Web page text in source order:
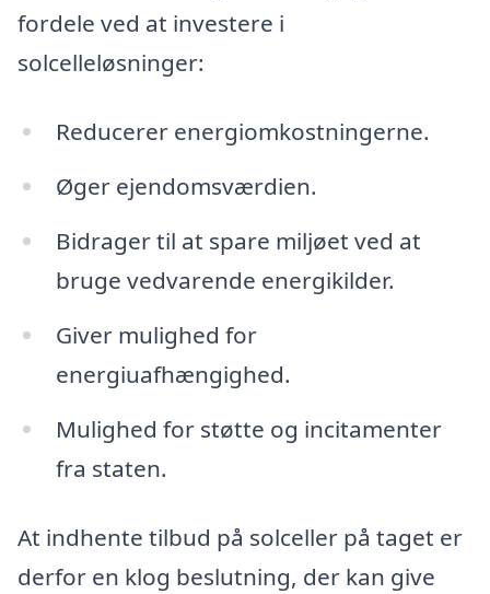
fordele ved at investere i
solcelleløsninger:
Reducerer energiomkostningerne.
Øger ejendomsværdien.
Bidrager til at spare miljøet ved at
bruge vedvarende energikilder.
Giver mulighed for
energiuafhængighed.
Mulighed for støtte og incitamenter
fra staten.
At indhente tilbud på solceller på taget er
derfor en klog beslutning, der kan give